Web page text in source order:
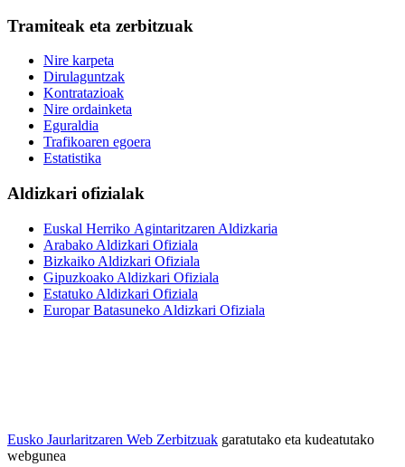
Tramiteak eta zerbitzuak
Nire karpeta
Dirulaguntzak
Kontratazioak
Nire ordainketa
Eguraldia
Trafikoaren egoera
Estatistika
Aldizkari ofizialak
Euskal Herriko Agintaritzaren Aldizkaria
Arabako Aldizkari Ofiziala
Bizkaiko Aldizkari Ofiziala
Gipuzkoako Aldizkari Ofiziala
Estatuko Aldizkari Ofiziala
Europar Batasuneko Aldizkari Ofiziala
Eusko Jaurlaritzaren Web Zerbitzuak garatutako eta kudeatutako
webgunea